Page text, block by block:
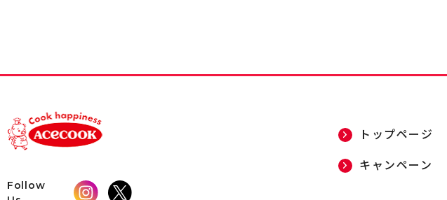
Follow
トップページ
キャンペーン